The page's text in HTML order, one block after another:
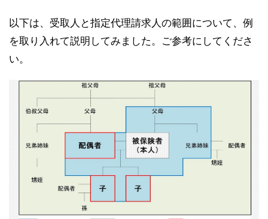
以下は、受取人と指定代理請求人の範囲について、例
を取り入れて説明してみました。ご参考にしてくださ
い。